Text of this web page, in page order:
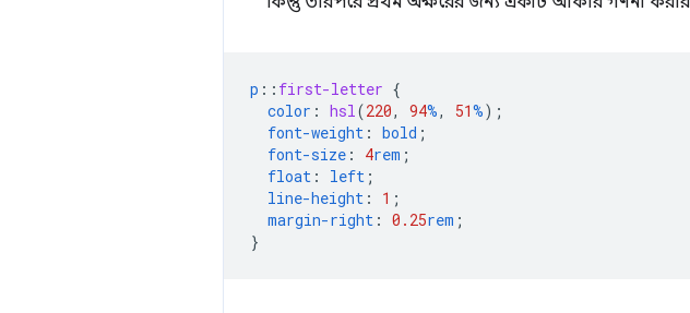
p :: first-letter {
color : hsl(220, 94%, 51%);
font-weight : bold ;
font-size : 4rem ;
float : left ;
line-height : 1 ;
margin-right : 0.25rem ;
}